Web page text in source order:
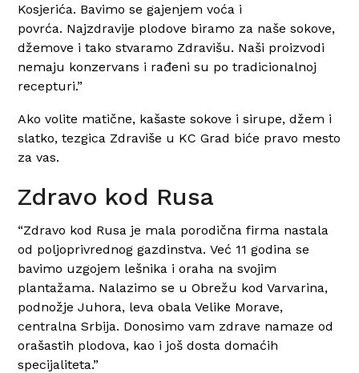
Kosjerića. Bavimo se gajenjem voća i
povrća. Najzdravije plodove biramo za naše sokove,
džemove i tako stvaramo Zdravišu. Naši proizvodi
nemaju konzervans i rađeni su po tradicionalnoj
recepturi.”
Ako volite matične, kašaste sokove i sirupe, džem i
slatko, tezgica Zdraviše u KC Grad biće pravo mesto
za vas.
Zdravo kod Rusa
“Zdravo kod Rusa je mala porodična firma nastala
od poljoprivrednog gazdinstva.Već 11 godina se
bavimo uzgojem lešnika i oraha na svojim
plantažama. Nalazimo se u Obrežu kod Varvarina,
podnožje Juhora, leva obala Velike Morave,
centralna Srbija. Donosimo vam zdrave namaze od
orašastih plodova, kao i još dosta domaćih
specijaliteta.”